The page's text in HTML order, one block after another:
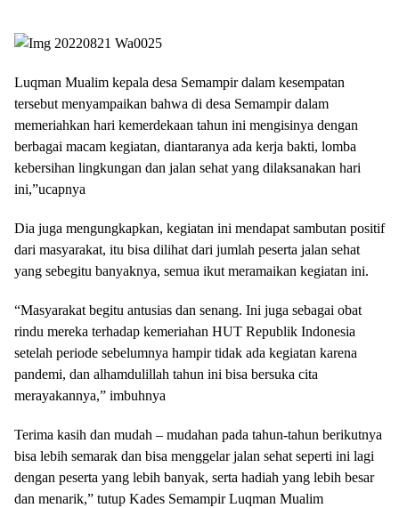
Luqman Mualim kepala desa Semampir dalam kesempatan
tersebut menyampaikan bahwa di desa Semampir dalam
memeriahkan hari kemerdekaan tahun ini mengisinya dengan
berbagai macam kegiatan, diantaranya ada kerja bakti, lomba
kebersihan lingkungan dan jalan sehat yang dilaksanakan hari
ini,”ucapnya
Dia juga mengungkapkan, kegiatan ini mendapat sambutan positif
dari masyarakat, itu bisa dilihat dari jumlah peserta jalan sehat
yang sebegitu banyaknya, semua ikut meramaikan kegiatan ini.
“Masyarakat begitu antusias dan senang. Ini juga sebagai obat
rindu mereka terhadap kemeriahan HUT Republik Indonesia
setelah periode sebelumnya hampir tidak ada kegiatan karena
pandemi, dan alhamdulillah tahun ini bisa bersuka cita
merayakannya,” imbuhnya
Terima kasih dan mudah – mudahan pada tahun-tahun berikutnya
bisa lebih semarak dan bisa menggelar jalan sehat seperti ini lagi
dengan peserta yang lebih banyak, serta hadiah yang lebih besar
dan menarik,” tutup Kades Semampir Luqman Mualim